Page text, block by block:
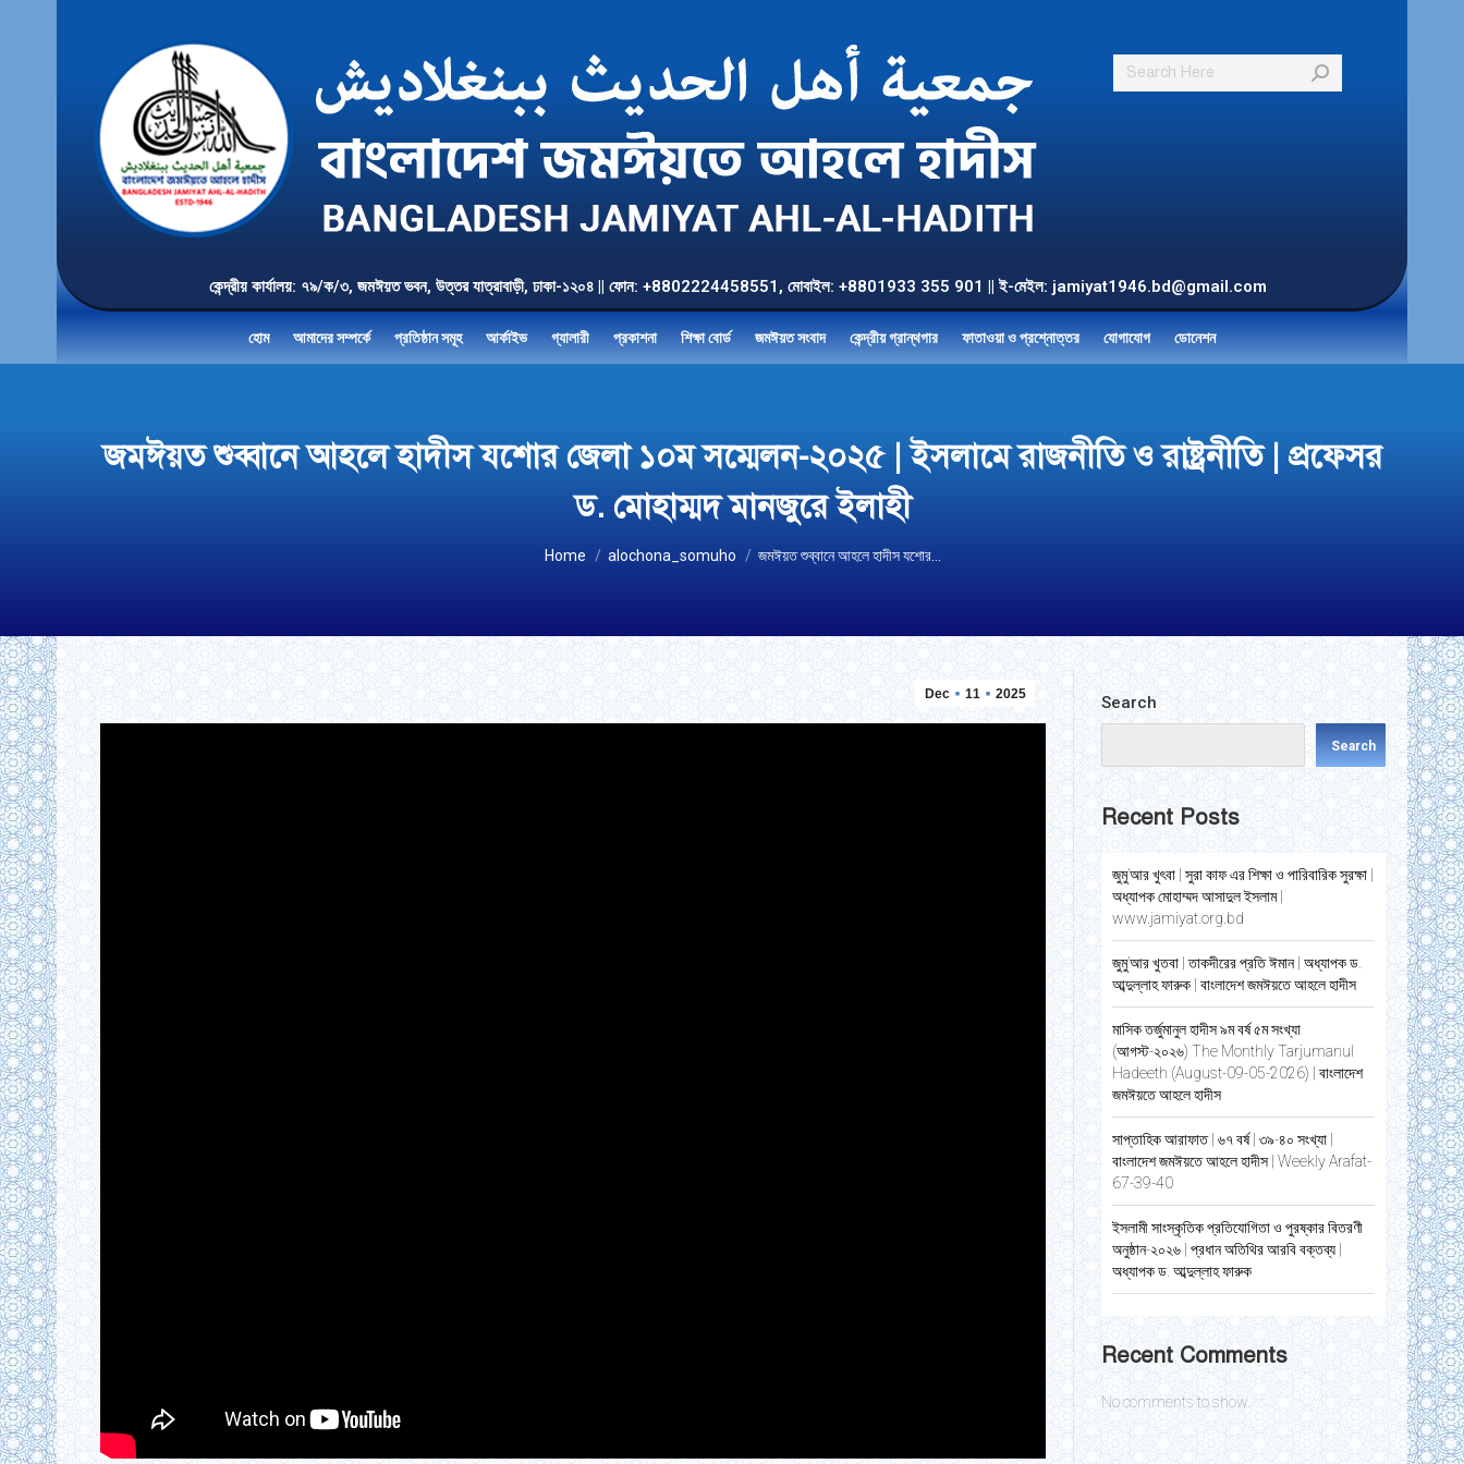
Search:
কেন্দ্রীয় কার্যালয়: ৭৯/ক/৩, জমঈয়ত ভবন, উত্তর যাত্রাবাড়ী, ঢাকা-১২০৪ || ফোন: +8802224458551, মোবাইল: +8801933 355 901 || ই-মেইল: jamiyat1946.bd@gmail.com
হোম আমাদের সম্পর্কে প্রতিষ্ঠান সমূহ আর্কাইভ গ্যালারী প্রকাশনা শিক্ষা বোর্ড জমঈয়ত সংবাদ কেন্দ্রীয় গ্রান্থগার ফাতাওয়া ও প্রশ্নোত্তর যোগাযোগ ডোনেশন
জমঈয়ত শুব্বানে আহলে হাদীস যশোর জেলা ১০ম সম্মেলন-২০২৫ | ইসলামে রাজনীতি ও রাষ্ট্রনীতি | প্রফেসর
ড. মোহাম্মদ মানজুরে ইলাহী
You are here:
Home alochona_somuho জমঈয়ত শুব্বানে আহলে হাদীস যশোর…
Dec 11 2025 Search
Search
Recent Posts
জুমু’আর খুৎবা | সুরা কাফ এর শিক্ষা ও পারিবারিক সুরক্ষা |
অধ্যাপক মোহাম্মদ আসাদুল ইসলাম |
www.jamiyat.org.bd
জুমু’আর খুতবা | তাকদীরের প্রতি ঈমান | অধ্যাপক ড.
আব্দুল্লাহ ফারুক | বাংলাদেশ জমঈয়তে আহলে হাদীস
মাসিক তর্জুমানুল হাদীস ৯ম বর্ষ ৫ম সংখ্যা
(আগস্ট-২০২৬) The Monthly Tarjumanul
Hadeeth (August-09-05-2026) | বাংলাদেশ
জমঈয়তে আহলে হাদীস
সাপ্তাহিক আরাফাত | ৬৭ বর্ষ | ৩৯-৪০ সংখ্যা |
বাংলাদেশ জমঈয়তে আহলে হাদীস | Weekly Arafat-
67-39-40
ইসলামী সাংস্কৃতিক প্রতিযোগিতা ও পুরষ্কার বিতরণী
অনুষ্ঠান-২০২৬ | প্রধান অতিথির আরবি বক্তব্য |
অধ্যাপক ড. আব্দুল্লাহ ফারুক
Recent Comments
No comments to show.